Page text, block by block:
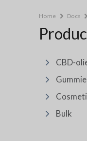
Home Docs
CBD-
Bulk